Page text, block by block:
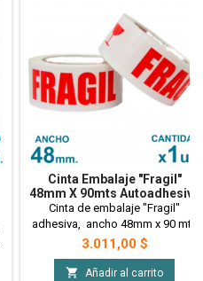
Cinta Embalaje "Fragil"
48mm X 90mts Autoadhesiva
X1 Uni.
Cinta de embalaje "Fragil"
adhesiva, ancho 48mm x 90 mts
de largo. x 1 unidad
Precio
3.011,00 $
 Añadir al carrito